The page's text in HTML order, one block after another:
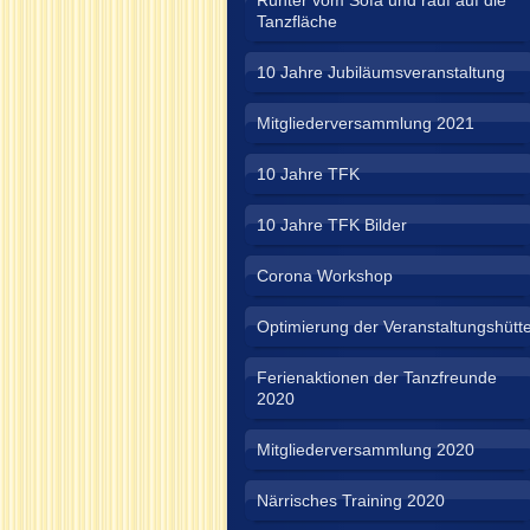
Tanzfläche
10 Jahre Jubiläumsveranstaltung
Mitgliederversammlung 2021
10 Jahre TFK
10 Jahre TFK Bilder
Corona Workshop
Optimierung der
Ferienaktionen der Tanzfreunde
2020
Mitgliederversammlung 2020
Närrisches Training 2020